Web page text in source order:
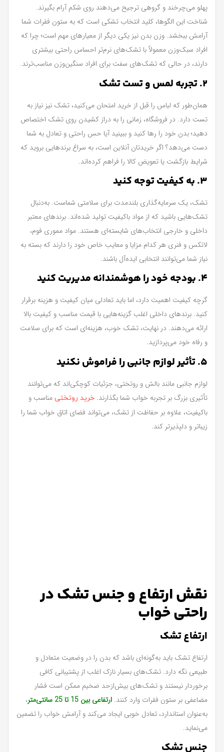
پهلو می‌چرخند و گروهی ترجیح می‌دهند روی شکم آرام بگیرند.
شناخت این الگوها، کلید انتخاب تشکی است که به ستون فقرات شما
آرامش ببخشد. وزن بدن نیز یکی دیگر از معیارهای مهم است؛ چرا که
افراد سبک‌وزن معمولاً با تشک‌های نرم‌تر احساس راحتی بیشتری
دارند، در حالی که تشک‌های سفت برای افراد سنگین‌وزن مناسب‌ترند.
2. تجربه لمس و تست تشک
همان‌طور که لباس را قبل از خرید امتحان می‌کنید، تشک نیز نیاز به
تست دارد. در فروشگاه، زمانی را به دراز کشیدن روی تشک اختصاص
دهید؛ بدن خود را رها کنید و ببینید آیا حس راحتی و تعادل به شما
دست می‌دهد؟ اگر خریدتان آنلاین است، به سراغ برندهایی بروید که
شرایط بازگشت یا تعویض کالا را فراهم کرده‌اند.
3. به کیفیت توجه کنید
تشک، یک سرمایه‌گذاری بلندمدت برای سلامتی شماست. به‌دنبال
تشک‌هایی باشید که از مواد باکیفیت تولید شده‌اند. برندهای معتبر
داخلی و خارجی انتخاب‌های شایسته‌ای هستند. مواد مموری فوم،
لاتکس و فنری هر کدام مزایا و معایب خاص خود را دارند که بسته به
نیاز شما می‌توانند انتخابی ایده‌آل باشند.
4. بودجه خود را هوشمندانه مدیریت کنید
گرچه کیفیت اهمیت دارد، اما باید تعادلی میان کیفیت و هزینه برقرار
کنید. برندهای داخلی اغلب گزینه‌هایی با قیمت مناسب و کیفیت بالا
ارائه می‌دهند. در نهایت، تشک خوب، هزینه‌ای است که برای سلامت
و رفاه خود می‌پردازید.
5. تأثیر لوازم جانبی را فراموش نکنید
لوازم جانبی مانند بالش و روتختی، جزئیات کوچکی‌اند که می‌توانند
تأثیری بزرگ بر تجربه خواب شما بگذارند. خرید روتختی مناسب و
باکیفیت، علاوه بر حفاظت از تشک، می‌تواند فضای اتاق خواب شما را
زیباتر و دلپذیرتر کند.
نقش ارتفاع و جنس تشک در
راحتی خواب
ارتفاع تشک
ارتفاع تشک باید به‌گونه‌ای باشد که بدن را در وضعیت متعادل و
طبیعی نگه دارد. تشک‌های بسیار نازک اغلب از پشتیبانی کافی
برخوردار نیستند و تشک‌های بیش‌ازحد ضخیم ممکن است فشار
مضاعفی بر ستون فقرات وارد کنند. ارتفاعی بین 15 تا 25 سانتی‌متر
،
به‌عنوان استاندارد، تعادل خوبی ایجاد می‌کند و آرامش خواب را تضمین
می‌نماید.
جنس تشک